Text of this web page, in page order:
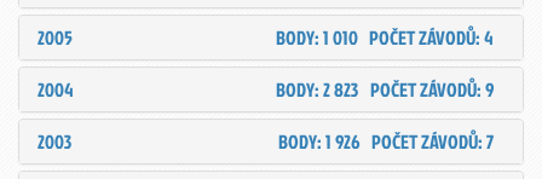
2005
POČET ZÁVODŮ: 4
BODY: 1 010
2004
POČET ZÁVODŮ: 9
BODY: 2 823
2003
POČET ZÁVODŮ: 7
BODY: 1 926